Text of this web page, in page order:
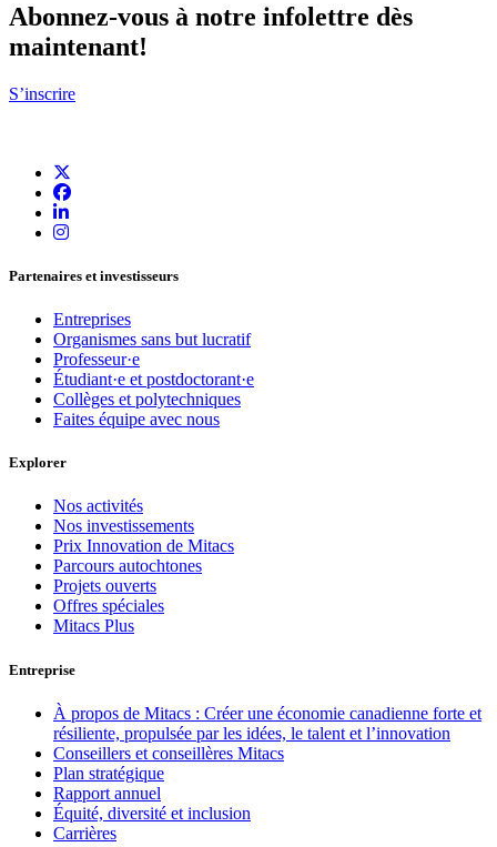
Abonnez-vous à notre infolettre dès
maintenant!
S’inscrire
Partenaires et investisseurs
Entreprises
Organismes sans but lucratif
Professeur·e
Étudiant·e et postdoctorant·e
Collèges et polytechniques
Faites équipe avec nous
Explorer
Nos activités
Nos investissements
Prix Innovation de Mitacs
Parcours autochtones
Projets ouverts
Offres spéciales
Mitacs Plus
Entreprise
À propos de Mitacs : Créer une économie canadienne forte et
résiliente, propulsée par les idées, le talent et l’innovation
Conseillers et conseillères Mitacs
Plan stratégique
Rapport annuel
Équité, diversité et inclusion
Carrières